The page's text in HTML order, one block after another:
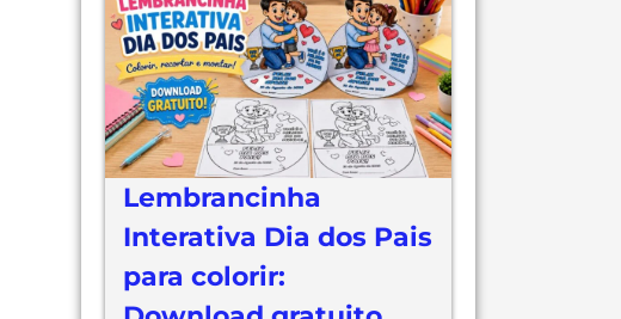
Lembrancinha
Interativa Dia dos Pais
para colorir: